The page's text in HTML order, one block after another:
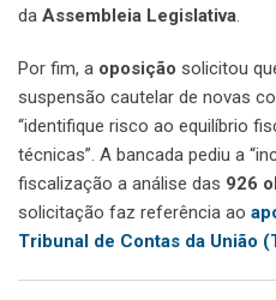
da Assembleia Legislativa.
Por fim, a oposição solicitou
suspensão cautelar de novas
“identifique risco ao equilíbrio
técnicas”. A bancada pediu a
fiscalização a análise das 926
solicitação faz referência ao
Tribunal de Contas da União